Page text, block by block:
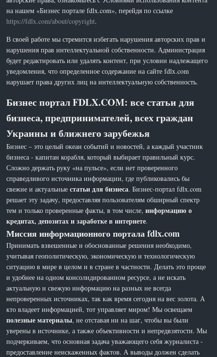
на нашем «Бизнес портале fdlx.com», перейдя по ссылке
https://fdlx.com/about/copyright.
В своей работе мы стремится избегать нарушения авторских прав и
нарушения прав интеллектуальной собственности. Администрация
будет редактировать или удалять контент, при условии надлежащего
уведомления, что определенное содержание на сайте fdlx.com
нарушает права других лиц на интеллектуальную собственность.
Бизнес портал FDLX.COM: все статьи для
бизнеса, предпринимателей, всех граждан
Украины и ближнего зарубежья
Бизнес – это целый океан событий и новостей, а каждый участник
бизнеса - капитан корабля, который выбирает правильный курс.
Сложно держать руку «на пульсе», если нет проверенного
справедливого источника информации, где публиковались бы
свежие и актуальныестатьи для бизнеса. Бизнес-портал fdlx.com
решает эту задачу, предоставляя пользователям обширный спектр
тем и только проверенные факты, в том числе,информацию о
кредитах, депозитах и заработке в интернете.
Миссия информационного портала fdlx.com
Принимать взвешенные и обоснованные решения необходимо,
учитывая геополитическую, экономическую и технологическую
ситуацию в мире в целом и в стране в частности. Делать это проще
и удобнее на одном консолидированном ресурсе, а не искать
актуальную и свежую информацию на разных не всегда
непроверенных источниках, так как время сегодня на вес золота. А
кто владеет информацией, тот управляет миром! Мы освещаем
полезные материалы, не отставая ни на шаг, чтобы вы были
уверены в источнике, а также объективности и непредвзятости. Мы
подчеркиваем, что основная задача уважающего себя журналиста -
предоставление неискаженных фактов. А выводы должен сделать